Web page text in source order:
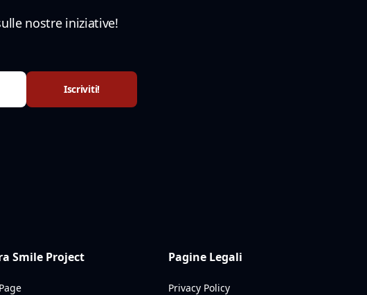
nostre iniziative!
Smile Project Pagine Legali
Privacy Policy